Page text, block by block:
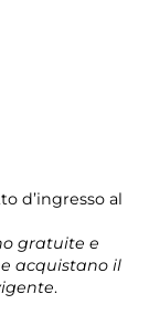
d’ingresso al
gratuite e
acquistano il
.